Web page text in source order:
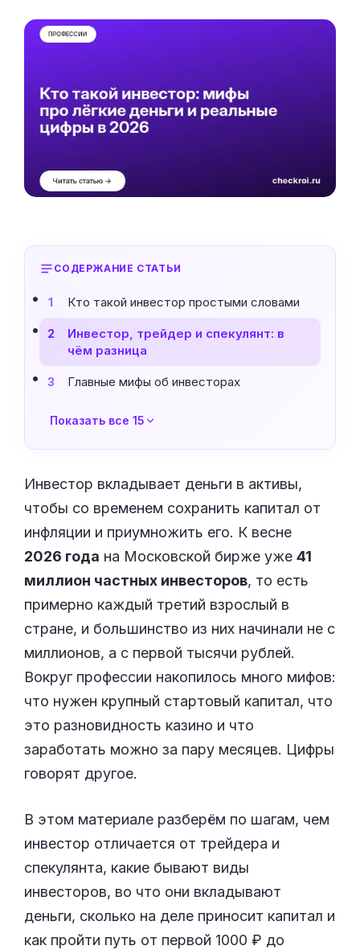
СОДЕРЖАНИЕ СТАТЬИ
1 Кто такой инвестор простыми словами
2
Инвестор, трейдер и спекулянт: в
чём разница
3 Главные мифы об инвесторах
Показать все 15
Инвестор вкладывает деньги в активы,
чтобы со временем сохранить капитал от
инфляции и приумножить его. К весне
2026 года на Московской бирже уже 41
миллион частных инвесторов, то есть
примерно каждый третий взрослый в
стране, и большинство из них начинали не с
миллионов, а с первой тысячи рублей.
Вокруг профессии накопилось много мифов:
что нужен крупный стартовый капитал, что
это разновидность казино и что
заработать можно за пару месяцев. Цифры
говорят другое.
В этом материале разберём по шагам, чем
инвестор отличается от трейдера и
спекулянта, какие бывают виды
инвесторов, во что они вкладывают
деньги, сколько на деле приносит капитал и
как пройти путь от первой 1000 ₽ до